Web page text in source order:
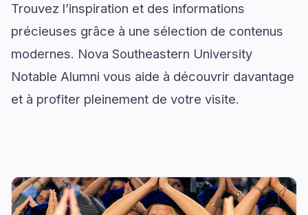
Trouvez l’inspiration et des informations
précieuses grâce à une sélection de contenus
modernes. Nova Southeastern University
Notable Alumni vous aide à découvrir davantage
et à profiter pleinement de votre visite.